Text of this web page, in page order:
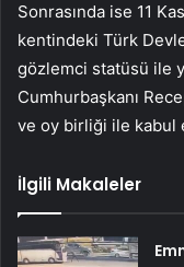
Sonrasında ise 11
kentindeki Türk
gözlemci statüsü ile
Cumhurbaşkanı
ve oy birliği ile kabul
İlgili Makaleler